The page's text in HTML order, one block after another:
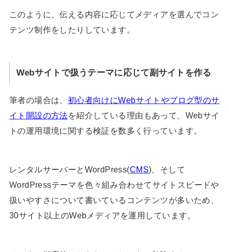
このように、伝える内容に応じてメディアを選んでコン
テンツ制作をしたりしています。
Webサイトで扱うテーマに応じて副サイトを作る
筆者の場合は、 初心者向けにWebサイトやブログ型のサ
イト開設の方法を紹介している理由もあって、Webサイ
トの運用環境に関する検証を数多く行っています。
レンタルサーバーとWordPress(CMS)、そして
WordPressテーマを色々組み合わせてサイトスピードや
扱いやすさについて書いているコンテンツが多いため、
30サイト以上のWebメディアを運用しています。